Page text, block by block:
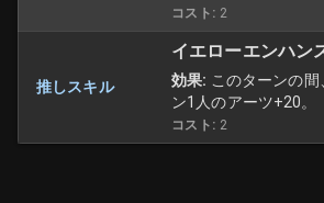
コスト: 2
推しスキル
イエローエンハン
効果: このターンの
ン1人のアーツ+20。
コスト: 2